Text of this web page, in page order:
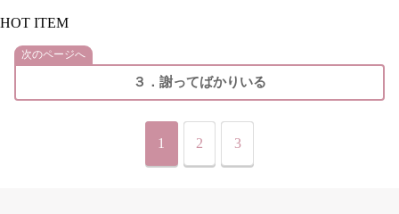
HOT ITEM
次のページへ
３．謝ってばかりいる
1 2 3